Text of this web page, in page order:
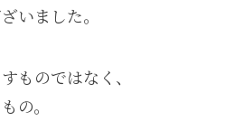
いました。
ものではなく、
の。